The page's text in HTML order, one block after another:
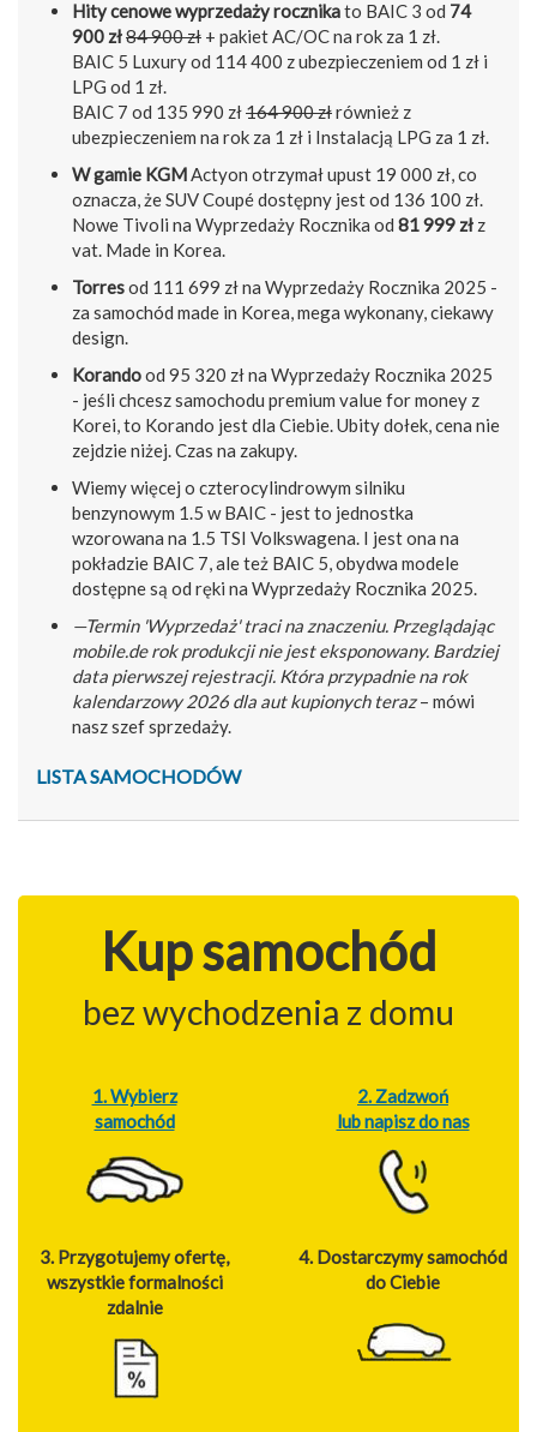
Hity cenowe wyprzedaży rocznikato BAIC 3 od 74
900 zł84 900 zł + pakiet AC/OC na rok za 1 zł.
BAIC 5 Luxury od 114 400 z ubezpieczeniem od 1 zł i
LPG od 1 zł.
BAIC 7 od 135 990 zł164 900 złrównież z
ubezpieczeniem na rok za 1 zł i Instalacją LPG za 1 zł.
W gamie KGMActyon otrzymał upust 19 000 zł, co
oznacza, że SUV Coupé dostępny jest od 136 100 zł.
Nowe Tivoli na Wyprzedaży Rocznika od 81 999 zł z
vat. Made in Korea.
Torresod 111 699 zł na Wyprzedaży Rocznika 2025 -
za samochód made in Korea, mega wykonany, ciekawy
design.
Korandood 95 320 zł na Wyprzedaży Rocznika 2025
- jeśli chcesz samochodu premium value for money z
Korei, to Korando jest dla Ciebie. Ubity dołek, cena nie
zejdzie niżej. Czas na zakupy.
Wiemy więcej o czterocylindrowym silniku
benzynowym 1.5 w BAIC - jest to jednostka
wzorowana na 1.5 TSI Volkswagena. I jest ona na
pokładzie BAIC 7, ale też BAIC 5, obydwa modele
dostępne są od ręki na Wyprzedaży Rocznika 2025.
—Termin 'Wyprzedaż' traci na znaczeniu. Przeglądając
mobile.de rok produkcji nie jest eksponowany. Bardziej
data pierwszej rejestracji. Która przypadnie na rok
kalendarzowy 2026 dla aut kupionych teraz– mówi
nasz szef sprzedaży.
LISTA SAMOCHODÓW
Kup samochód
bez wychodzenia z domu
1. Wybierz
samochód
2. Zadzwoń
lub napisz do nas
3. Przygotujemy ofertę,
wszystkie formalności
zdalnie
4. Dostarczymy samochód
do Ciebie